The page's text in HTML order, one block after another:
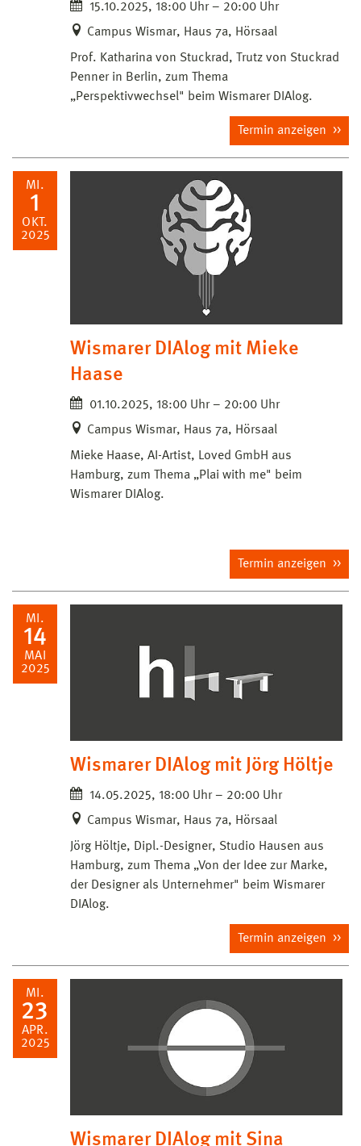
15.10.2025, 18:00 Uhr – 20:00 Uhr
Campus Wismar, Haus 7a, Hörsaal
Prof. Katharina von Stuckrad, Trutz von Stuckrad
Penner in Berlin, zum Thema
„Perspektivwechsel" beim Wismarer DIAlog.
Termin anzeigen
MI.
1
OKT.
2025
Wismarer DIAlog mit Mieke
Haase
01.10.2025, 18:00 Uhr – 20:00 Uhr
Campus Wismar, Haus 7a, Hörsaal
Mieke Haase, AI-Artist, Loved GmbH aus
Hamburg, zum Thema „Plai with me" beim
Wismarer DIAlog.
Termin anzeigen
MI.
14
MAI
2025
Wismarer DIAlog mit Jörg Höltje
14.05.2025, 18:00 Uhr – 20:00 Uhr
Campus Wismar, Haus 7a, Hörsaal
Jörg Höltje, Dipl.-Designer, Studio Hausen aus
Hamburg, zum Thema „Von der Idee zur Marke,
der Designer als Unternehmer" beim Wismarer
DIAlog.
Termin anzeigen
MI.
23
APR.
2025
Wismarer DIAlog mit Sina